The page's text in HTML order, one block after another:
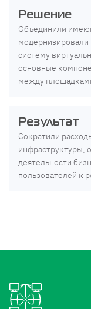
Решение
Объединили
систему
основные
между
Результат
Сократили
инфраструктуры,
деятельности
пользователей к